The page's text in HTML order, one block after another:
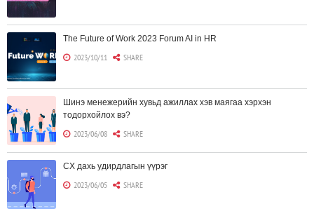
The Future of Work 2023 Forum AI in HR
2023/10/11 SHARE
Шинэ менежерийн хувьд ажиллах хэв маягаа хэрхэн
тодорхойлох вэ?
2023/06/08 SHARE
CX дахь удирдлагын үүрэг
2023/06/05 SHARE